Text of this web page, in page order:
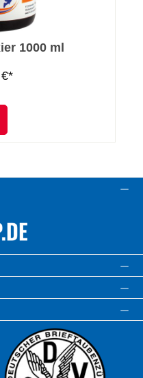
1000 ml